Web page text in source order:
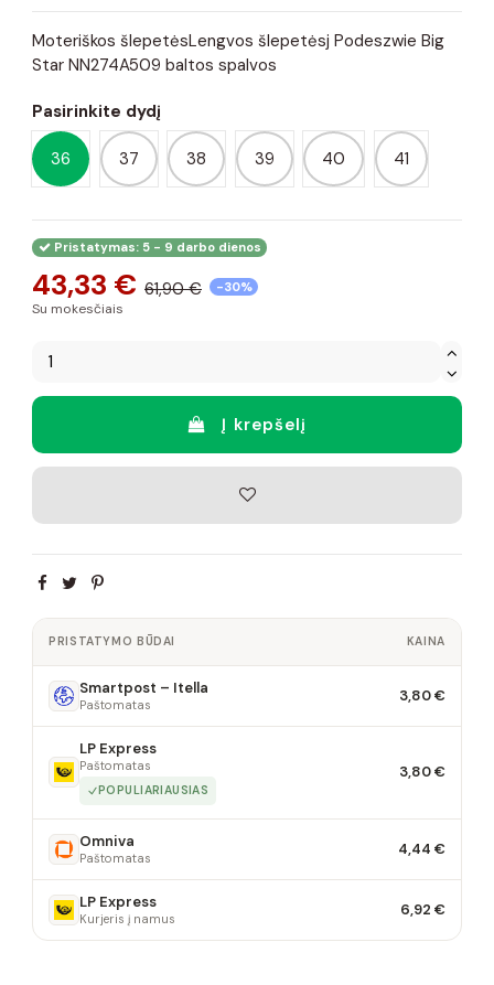
Moteriškos šlepetėsLengvos šlepetėsj Podeszwie Big
Star NN274A509 baltos spalvos
Pasirinkite dydį
36 37 38 39 40 41
Pristatymas: 5 - 9 darbo dienos
43,33 € 61,90 € -30%
Su mokesčiais
Į krepšelį
PRISTATYMO BŪDAI KAINA
Smartpost – Itella
Paštomatas 3,80 €
LP Express
Paštomatas
POPULIARIAUSIAS
3,80 €
Omniva
Paštomatas 4,44 €
LP Express
Kurjeris į namus 6,92 €